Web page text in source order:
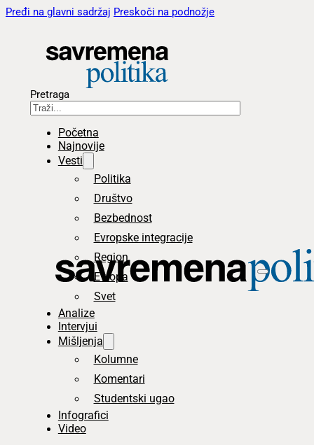
Pređi na glavni sadržaj Preskoči na podnožje
Pretraga
Početna
Najnovije
Vesti
Politika
Društvo
Bezbednost
Evropske integracije
Region
Evropa
Svet
Analize
Intervjui
Mišljenja
Kolumne
Komentari
Studentski ugao
Infografici
Video